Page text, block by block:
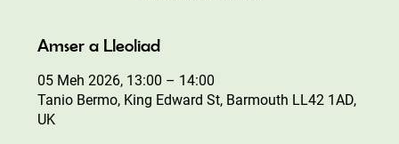
Amser a Lleoliad
05 Meh 2026, 13:00 – 14:00
Tanio Bermo, King Edward St, Barmouth LL42 1AD,
UK